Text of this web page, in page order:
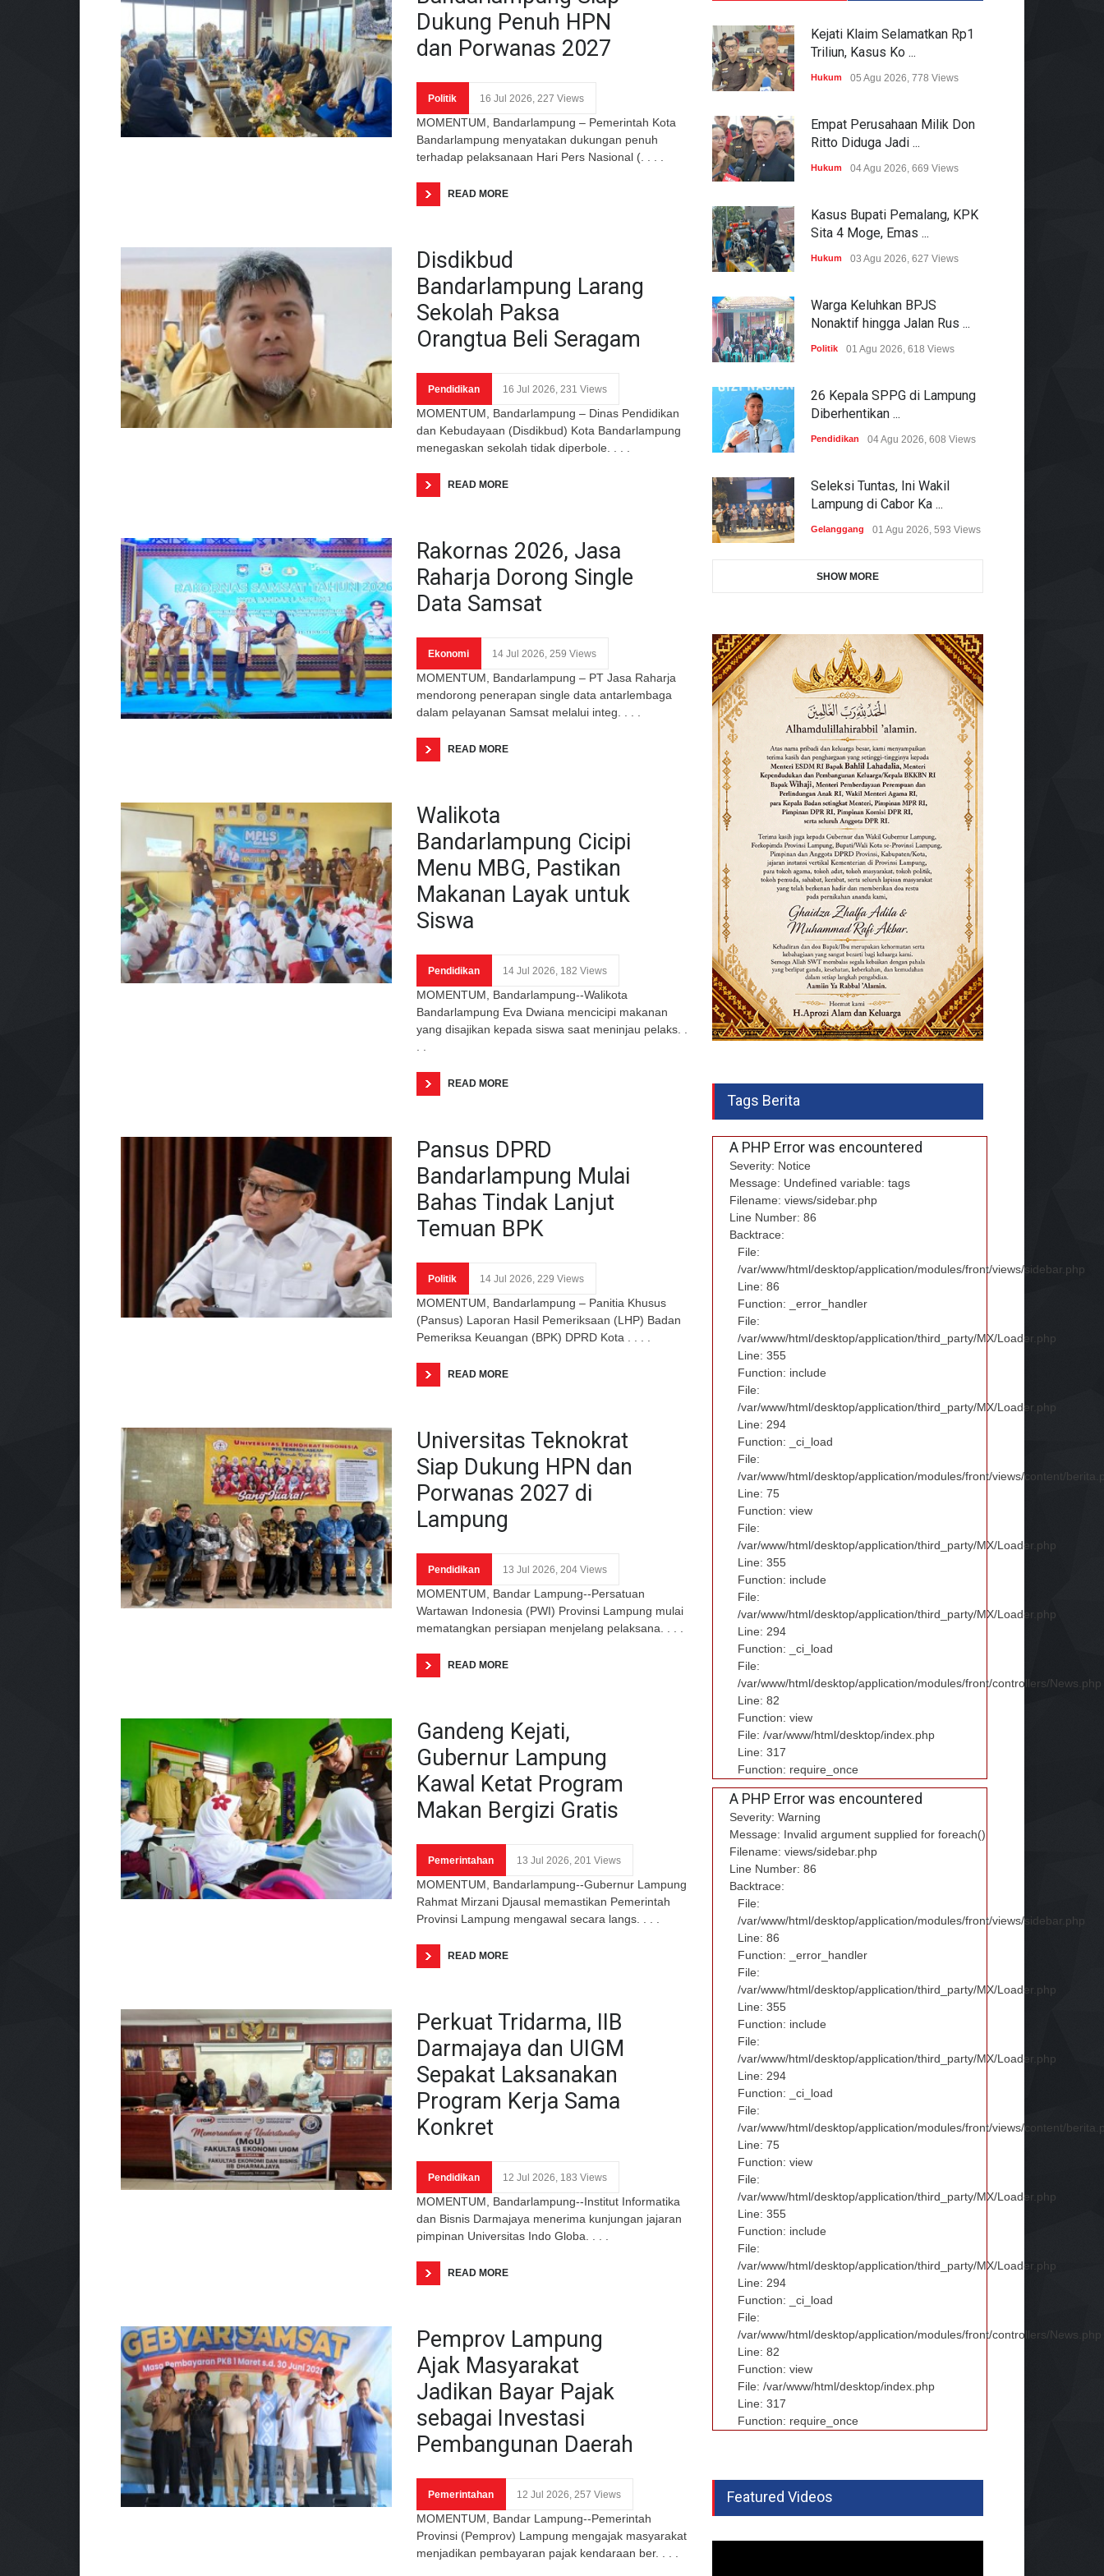
Dukung Penuh HPN
dan Porwanas 2027
Politik 16 Jul 2026, 227 Views
MOMENTUM, Bandarlampung – Pemerintah Kota
Bandarlampung menyatakan dukungan penuh
terhadap pelaksanaan Hari Pers Nasional (. . . .
READ MORE
Disdikbud
Bandarlampung Larang
Sekolah Paksa
Orangtua Beli Seragam
Pendidikan 16 Jul 2026, 231 Views
MOMENTUM, Bandarlampung – Dinas Pendidikan
dan Kebudayaan (Disdikbud) Kota Bandarlampung
menegaskan sekolah tidak diperbole. . . .
READ MORE
Rakornas 2026, Jasa
Raharja Dorong Single
Data Samsat
Ekonomi 14 Jul 2026, 259 Views
MOMENTUM, Bandarlampung – PT Jasa Raharja
mendorong penerapan single data antarlembaga
dalam pelayanan Samsat melalui integ. . . .
READ MORE
Walikota
Bandarlampung Cicipi
Menu MBG, Pastikan
Makanan Layak untuk
Siswa
Pendidikan 14 Jul 2026, 182 Views
MOMENTUM, Bandarlampung--Walikota
Bandarlampung Eva Dwiana mencicipi makanan
yang disajikan kepada siswa saat meninjau pelaks. .
READ MORE
Pansus DPRD
Bandarlampung Mulai
Bahas Tindak Lanjut
Temuan BPK
Politik 14 Jul 2026, 229 Views
MOMENTUM, Bandarlampung – Panitia Khusus
(Pansus) Laporan Hasil Pemeriksaan (LHP) Badan
Pemeriksa Keuangan (BPK) DPRD Kota . . . .
READ MORE
Universitas Teknokrat
Siap Dukung HPN dan
Porwanas 2027 di
Lampung
Pendidikan 13 Jul 2026, 204 Views
MOMENTUM, Bandar Lampung--Persatuan
Wartawan Indonesia (PWI) Provinsi Lampung mulai
mematangkan persiapan menjelang pelaksana. . . .
READ MORE
Gandeng Kejati,
Gubernur Lampung
Kawal Ketat Program
Makan Bergizi Gratis
Pemerintahan 13 Jul 2026, 201 Views
MOMENTUM, Bandarlampung--Gubernur Lampung
Rahmat Mirzani Djausal memastikan Pemerintah
Provinsi Lampung mengawal secara langs. . . .
READ MORE
Perkuat Tridarma, IIB
Darmajaya dan UIGM
Sepakat Laksanakan
Program Kerja Sama
Konkret
Pendidikan 12 Jul 2026, 183 Views
MOMENTUM, Bandarlampung--Institut Informatika
dan Bisnis Darmajaya menerima kunjungan jajaran
pimpinan Universitas Indo Globa. . . .
READ MORE
Pemprov Lampung
Ajak Masyarakat
Jadikan Bayar Pajak
sebagai Investasi
Pembangunan Daerah
Pemerintahan 12 Jul 2026, 257 Views
MOMENTUM, Bandar Lampung--Pemerintah
Provinsi (Pemprov) Lampung mengajak masyarakat
menjadikan pembayaran pajak kendaraan ber. . . .
Kejati Klaim Selamatkan Rp1
Triliun, Kasus Ko ...
Hukum 05 Agu 2026, 778 Views
Empat Perusahaan Milik Don
Ritto Diduga Jadi ...
Hukum 04 Agu 2026, 669 Views
Kasus Bupati Pemalang, KPK
Sita 4 Moge, Emas ...
Hukum 03 Agu 2026, 627 Views
Warga Keluhkan BPJS
Nonaktif hingga Jalan Rus ...
Politik 01 Agu 2026, 618 Views
26 Kepala SPPG di Lampung
Diberhentikan ...
Pendidikan 04 Agu 2026, 608 Views
Seleksi Tuntas, Ini Wakil
Lampung di Cabor Ka ...
Gelanggang 01 Agu 2026, 593 Views
SHOW MORE
Tags Berita
A PHP Error was encountered
Severity: Notice
Message: Undefined variable: tags
Filename: views/sidebar.php
Line Number: 86
Backtrace:
File:
/var/www/html/desktop/application/modules/front/views/sidebar.php
Line: 86
Function: _error_handler
File:
/var/www/html/desktop/application/third_party/MX/Loader.php
Line: 355
Function: include
File:
/var/www/html/desktop/application/third_party/MX/Loader.php
Line: 294
Function: _ci_load
File:
/var/www/html/desktop/application/modules/front/views/content/
Line: 75
Function: view
File:
/var/www/html/desktop/application/third_party/MX/Loader.php
Line: 355
Function: include
File:
/var/www/html/desktop/application/third_party/MX/Loader.php
Line: 294
Function: _ci_load
File:
/var/www/html/desktop/application/modules/front/controllers/News.php
Line: 82
Function: view
File: /var/www/html/desktop/index.php
Line: 317
Function: require_once
A PHP Error was encountered
Severity: Warning
Message: Invalid argument supplied for foreach()
Filename: views/sidebar.php
Line Number: 86
Backtrace:
File:
/var/www/html/desktop/application/modules/front/views/sidebar.php
Line: 86
Function: _error_handler
File:
/var/www/html/desktop/application/third_party/MX/Loader.php
Line: 355
Function: include
File:
/var/www/html/desktop/application/third_party/MX/Loader.php
Line: 294
Function: _ci_load
File:
/var/www/html/desktop/application/modules/front/views/content/
Line: 75
Function: view
File:
/var/www/html/desktop/application/third_party/MX/Loader.php
Line: 355
Function: include
File:
/var/www/html/desktop/application/third_party/MX/Loader.php
Line: 294
Function: _ci_load
File:
/var/www/html/desktop/application/modules/front/controllers/News.php
Line: 82
Function: view
File: /var/www/html/desktop/index.php
Line: 317
Function: require_once
Featured Videos